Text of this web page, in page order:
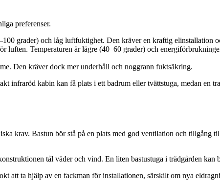
preferenser.
grader) och låg luftfuktighet. Den kräver en kraftig elinstallation
luften. Temperaturen är lägre (40–60 grader) och
Den kräver dock mer underhåll och noggrann fuktsäkring.
infraröd kabin kan få plats i ett badrum eller tvättstuga, medan en
krav. Bastun bör stå på en plats med god ventilation och tillgång
tål väder och vind. En liten bastustuga i trädgården
att ta hjälp av en fackman för installationen, särskilt om nya